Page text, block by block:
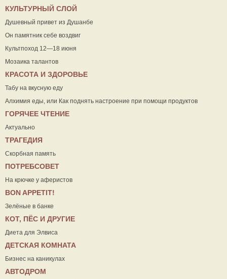
КУЛЬТУРНЫЙ СЛОЙ
Душевный привет из Душанбе
Он памятник себе воздвиг
Культпоход 12—18 июня
Мозаика талантов
КРАСОТА И ЗДОРОВЬЕ
Табу на вкусную еду
Алхимия еды, или Как поднять настроение при помощи продуктов
ГОРЯЧЕЕ ЧТЕНИЕ
Актуально
ТРАГЕДИЯ
Скорбная память
ПОТРЕБСОВЕТ
На крючке у аферистов
ВON APPETIT!
Зелёные в банке
КОТ, ПЁС И ДРУГИЕ
Диета для Элвиса
ДЕТСКАЯ КОМНАТА
Бизнес на каникулах
АВТОДРОМ